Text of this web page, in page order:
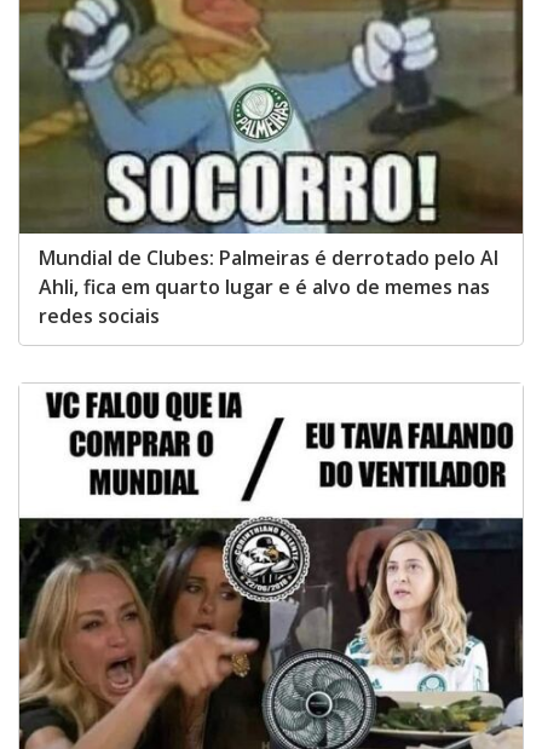
Mundial de Clubes: Palmeiras é derrotado pelo Al
Ahli, fica em quarto lugar e é alvo de memes nas
redes sociais